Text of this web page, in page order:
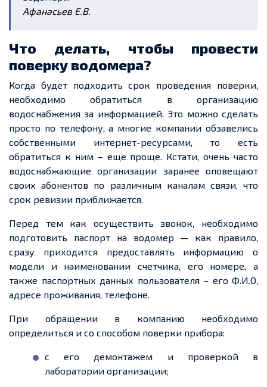
Афанасьев Е.В.
Что делать, чтобы провести
поверку водомера?
Когда будет подходить срок проведения поверки,
необходимо обратиться в организацию
водоснабжения за информацией. Это можно сделать
просто по телефону, а многие компании обзавелись
собственными интернет-ресурсами, то есть
обратиться к ним – еще проще. Кстати, очень часто
водоснабжающие организации заранее оповещают
своих абонентов по различным каналам связи, что
срок ревизии приближается.
Перед тем как осуществить звонок, необходимо
подготовить паспорт на водомер — как правило,
сразу приходится предоставлять информацию о
модели и наименовании счетчика, его номере, а
также паспортных данных пользователя – его Ф.И.О,
адресе проживания, телефоне.
При обращении в компанию необходимо
определиться и со способом поверки прибора:
с его демонтажем и проверкой в
лаборатории организации;